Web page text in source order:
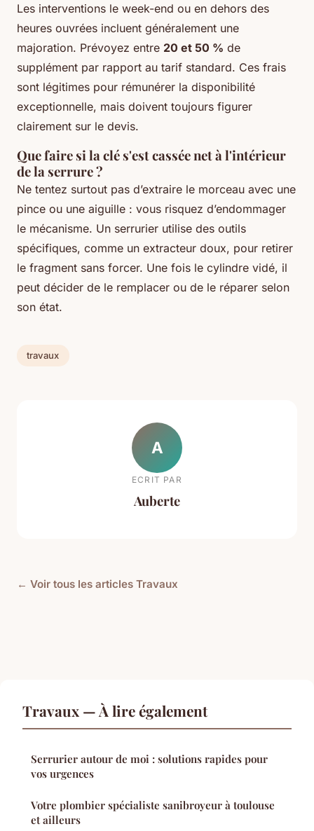
Les interventions le week-end ou en dehors des
heures ouvrées incluent généralement une
majoration. Prévoyez entre 20 et 50 % de
supplément par rapport au tarif standard. Ces frais
sont légitimes pour rémunérer la disponibilité
exceptionnelle, mais doivent toujours figurer
clairement sur le devis.
Que faire si la clé s'est cassée net à l'intérieur
de la serrure ?
Ne tentez surtout pas d’extraire le morceau avec une
pince ou une aiguille : vous risquez d’endommager
le mécanisme. Un serrurier utilise des outils
spécifiques, comme un extracteur doux, pour retirer
le fragment sans forcer. Une fois le cylindre vidé, il
peut décider de le remplacer ou de le réparer selon
son état.
travaux
A
ECRIT PAR
Auberte
← Voir tous les articles Travaux
Travaux — À lire également
Serrurier autour de moi : solutions rapides pour
vos urgences
Votre plombier spécialiste sanibroyeur à toulouse
et ailleurs